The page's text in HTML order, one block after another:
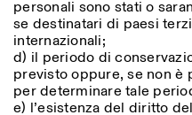
personali sono stati o
se destinatari di paesi
internazionali;
d) il periodo di
previsto oppure, se non
per determinare tale
e) l’esistenza del diritto